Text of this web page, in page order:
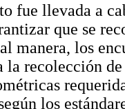
fue llevada a
que se
manera, los
la recolección
los